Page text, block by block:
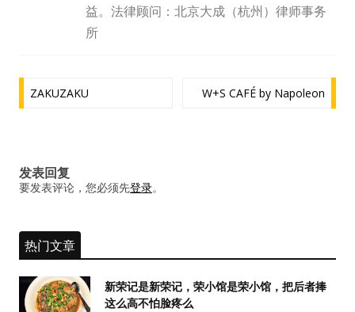
益。法律顾问：北京大成（杭州）律师事务
所
章
ZAKUZAKU W+S CAFÉ by Napoleon
发表回复
要发表评论，您必须先登录。
热门文章
新荣记是新荣记，荣小馆是荣小馆，把后者捧
这么高不怕脸疼么